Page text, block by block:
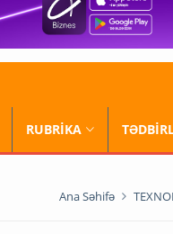
RUBRİKA
Ana Səhifə